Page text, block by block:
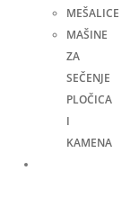
MEŠALICE
MAŠINE
ZA
SEČENJE
PLOČICA
I
KAMENA